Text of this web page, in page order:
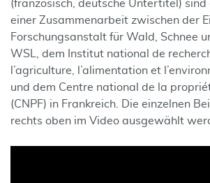
(französisch, deutsche Untertitel) sind
einer Zusammenarbeit zwischen der
Forschungsanstalt für Wald, Schnee
WSL, dem Institut national de
l’agriculture, l’alimentation et
und dem Centre national de la
(CNPF) in Frankreich. Die einzelnen
rechts oben im Video ausgewählt